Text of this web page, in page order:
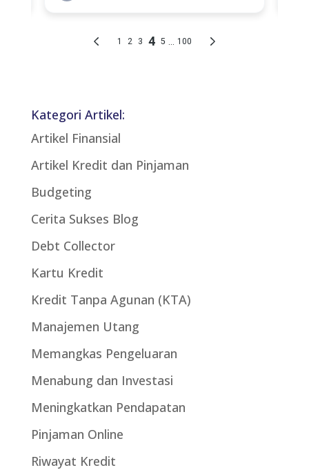
Kategori Artikel:
Artikel Finansial
Artikel Kredit dan Pinjaman
Budgeting
Cerita Sukses Blog
Debt Collector
Kartu Kredit
Kredit Tanpa Agunan (KTA)
Manajemen Utang
Memangkas Pengeluaran
Menabung dan Investasi
Meningkatkan Pendapatan
Pinjaman Online
Riwayat Kredit